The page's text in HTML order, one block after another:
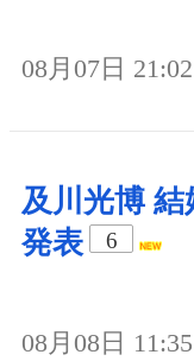
08月07日 21:02
及川光博
発表
6
08月08日 11:35